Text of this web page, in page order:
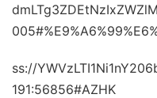
ss://
191:56856#AZHK